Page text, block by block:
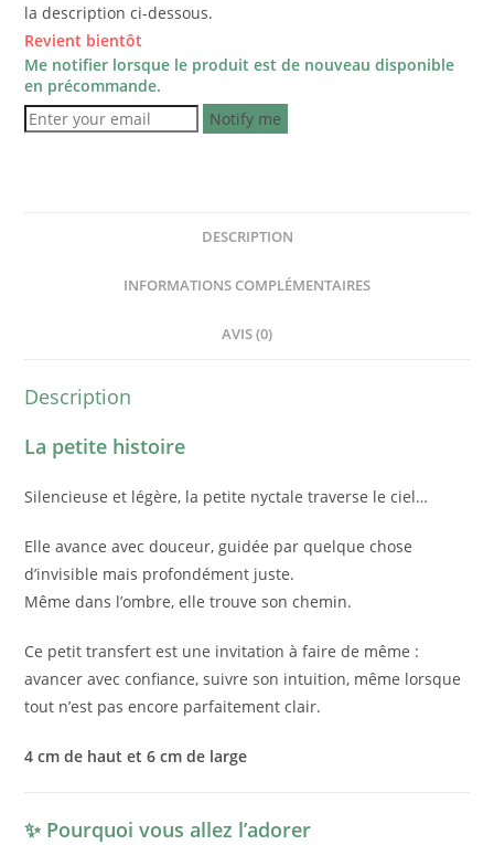
la description ci-dessous.
Revient bientôt
Me notifier lorsque le produit est de nouveau disponible
en précommande.
Notify me
DESCRIPTION
INFORMATIONS COMPLÉMENTAIRES
AVIS (0)
Description
La petite histoire
Silencieuse et légère, la petite nyctale traverse le ciel…
Elle avance avec douceur, guidée par quelque chose
d’invisible mais profondément juste.
Même dans l’ombre, elle trouve son chemin.
Ce petit transfert est une invitation à faire de même :
avancer avec confiance, suivre son intuition, même lorsque
tout n’est pas encore parfaitement clair.
4 cm de haut et 6 cm de large
✨ Pourquoi vous allez l’adorer